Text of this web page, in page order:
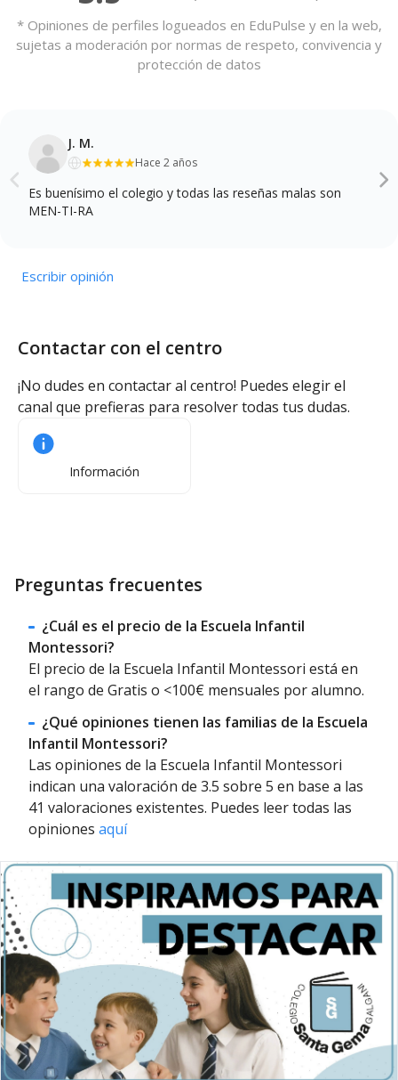
* Opiniones de perfiles logueados en EduPulse y en la web,
sujetas a moderación por normas de respeto, convivencia y
protección de datos
J. M.
Hace 2 años
Es buenísimo el colegio y todas las reseñas malas son
MEN-TI-RA
Escribir opinión
Contactar con el centro
¡No dudes en contactar al centro! Puedes elegir el
canal que prefieras para resolver todas tus dudas.
Información
Preguntas frecuentes
¿Cuál es el precio de la Escuela Infantil
Montessori?
El precio de la Escuela Infantil Montessori está en
el rango de Gratis o <100€ mensuales por alumno.
¿Qué opiniones tienen las familias de la Escuela
Infantil Montessori?
Las opiniones de la Escuela Infantil Montessori
indican una valoración de 3.5 sobre 5 en base a las
41 valoraciones existentes. Puedes leer todas las
opiniones aquí